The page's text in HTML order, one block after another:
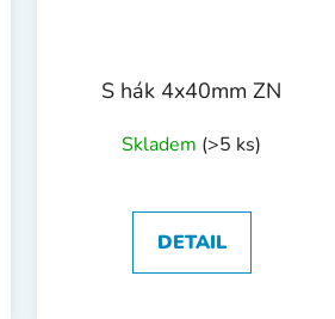
S hák 4x40mm ZN
Skladem (>5 ks)
DETAIL